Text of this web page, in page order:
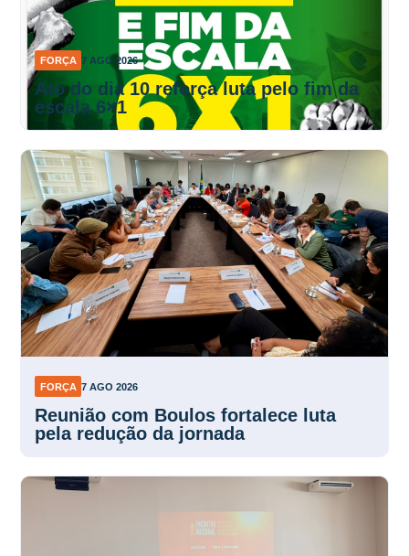
FORÇA 7 AGO 2026
Ato do dia 10 reforça luta pelo fim da
escala 6×1
FORÇA 7 AGO 2026
Reunião com Boulos fortalece luta
pela redução da jornada